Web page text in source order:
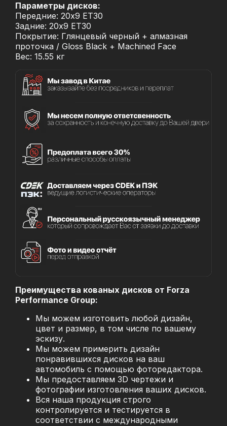
Параметры дисков:
Передние: 20x9 ET30
Задние: 20x9 ET30
Покрытие: Глянцевый черный + алмазная
проточка / Gloss Black + Machined Face
Вес: 15.55 кг
Преимущества кованых дисков от Forza
Performance Group:
Мы можем изготовить любой дизайн,
цвет и размер, в том числе по вашему
эскизу.
Мы можем примерить дизайн
понравившихся дисков на ваш
автомобиль с помощью фоторедактора.
Мы предоставляем 3D чертежи и
фотографии изготовления ваших дисков.
Вся наша продукция строго
контролируется и тестируется в
соответствии с международными